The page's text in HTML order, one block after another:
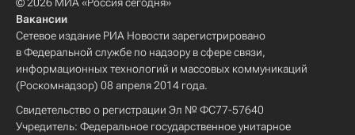
© 2026 МИА «Россия сегодня»
Вакансии
Сетевое издание РИА Новости зарегистрировано
в Федеральной службе по надзору в сфере связи,
информационных технологий и массовых коммуникаций
(Роскомнадзор) 08 апреля 2014 года.
Свидетельство о регистрации Эл № ФС77-57640
Учредитель: Федеральное государственное унитарное